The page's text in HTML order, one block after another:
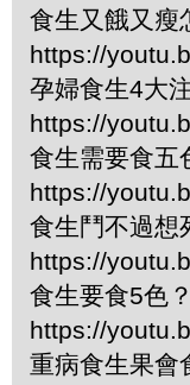
食生又餓又瘦
https://
孕婦食生4大
https://
食生需要食五
https://
食生鬥不過想
https://
食生要食5色
https://
重病食生果